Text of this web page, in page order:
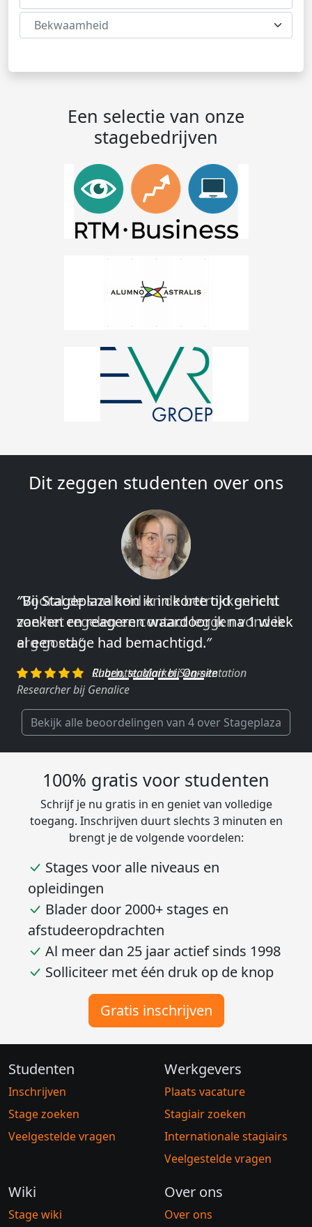
Bekwaamheid
Een selectie van onze
stagebedrijven
Dit zeggen studenten over ons
″Vooral de snelheid en de betrokkenheid
van het regelen en contact leggen vond ik
erg goed.″
Charlotte, Market Segmentation
Researcher bij Genalice
Bekijk alle beoordelingen van 4 over Stageplaza
100% gratis voor studenten
Schrijf je nu gratis in en geniet van volledige
toegang. Inschrijven duurt slechts 3 minuten en
brengt je de volgende voordelen:
Stages voor alle niveaus en
opleidingen
Blader door 2000+ stages en
afstudeeropdrachten
Al meer dan 25 jaar actief sinds 1998
Solliciteer met één druk op de knop
Gratis inschrijven
Studenten
Inschrijven
Stage zoeken
Veelgestelde vragen
Werkgevers
Plaats vacature
Stagiair zoeken
Internationale stagiairs
Veelgestelde vragen
Wiki
Stage wiki
Over ons
Over ons